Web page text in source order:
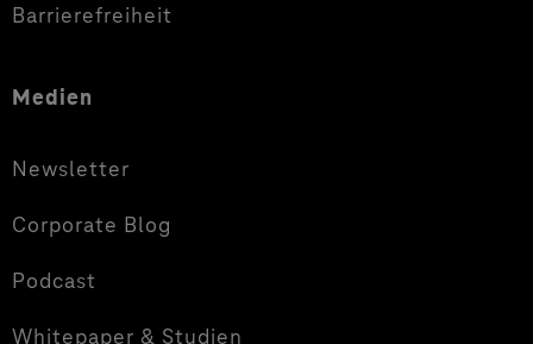
Barrierefreiheit
Medien
Newsletter
Corporate Blog
Podcast
Whitepaper & Studien